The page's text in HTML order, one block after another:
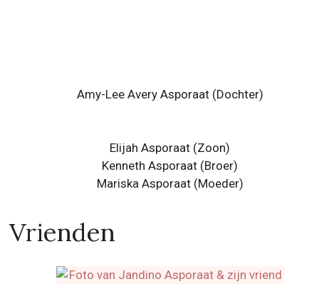
Amy-Lee Avery Asporaat (Dochter)
Elijah Asporaat (Zoon)
Kenneth Asporaat (Broer)
Mariska Asporaat (Moeder)
Vrienden